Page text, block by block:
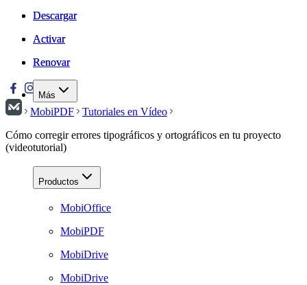
Descargar
Activar
Renovar
Más
Descargar
Activar
Renovar
MobiPDF
Tutoriales en Vídeo
Cómo corregir errores tipográficos y ortográficos en tu proyecto
(videotutorial)
Productos
MobiOffice
MobiPDF
MobiDrive
MobiDrive